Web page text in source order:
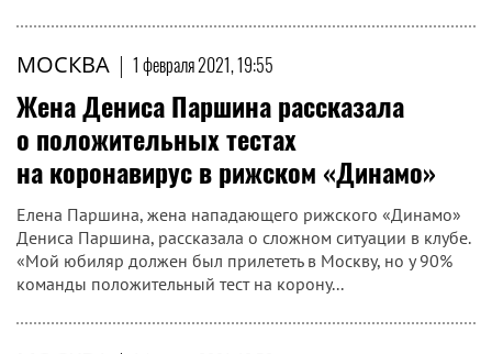
МОСКВА | 1 февраля 2021, 19:55
Жена Дениса Паршина рассказала
о положительных тестах
на коронавирус в рижском «Динамо»
Елена Паршина, жена нападающего рижского «Динамо»
Дениса Паршина, рассказала о сложном ситуации в клубе.
«Мой юбиляр должен был прилететь в Москву, но у 90%
команды положительный тест на корону...